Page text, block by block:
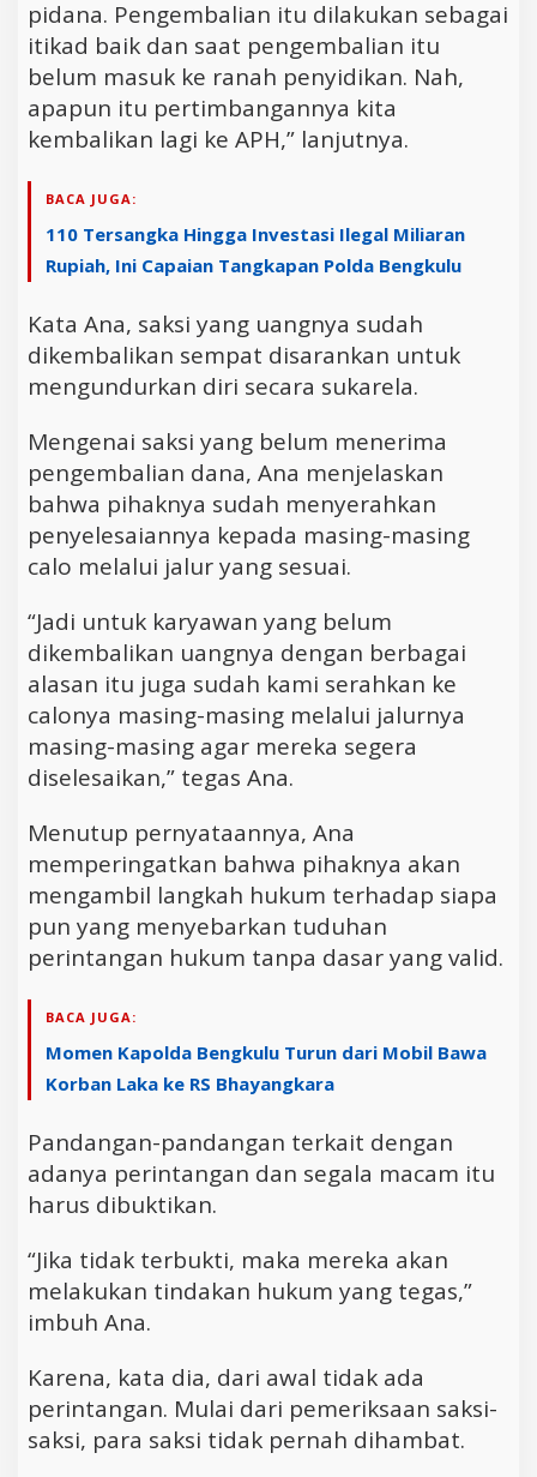
pidana. Pengembalian itu dilakukan sebagai
itikad baik dan saat pengembalian itu
belum masuk ke ranah penyidikan. Nah,
apapun itu pertimbangannya kita
kembalikan lagi ke APH,” lanjutnya.
BACA JUGA:
110 Tersangka Hingga Investasi Ilegal Miliaran
Rupiah, Ini Capaian Tangkapan Polda Bengkulu
Kata Ana, saksi yang uangnya sudah
dikembalikan sempat disarankan untuk
mengundurkan diri secara sukarela.
Mengenai saksi yang belum menerima
pengembalian dana, Ana menjelaskan
bahwa pihaknya sudah menyerahkan
penyelesaiannya kepada masing-masing
calo melalui jalur yang sesuai.
“Jadi untuk karyawan yang belum
dikembalikan uangnya dengan berbagai
alasan itu juga sudah kami serahkan ke
calonya masing-masing melalui jalurnya
masing-masing agar mereka segera
diselesaikan,” tegas Ana.
Menutup pernyataannya, Ana
memperingatkan bahwa pihaknya akan
mengambil langkah hukum terhadap siapa
pun yang menyebarkan tuduhan
perintangan hukum tanpa dasar yang valid.
BACA JUGA:
Momen Kapolda Bengkulu Turun dari Mobil Bawa
Korban Laka ke RS Bhayangkara
Pandangan-pandangan terkait dengan
adanya perintangan dan segala macam itu
harus dibuktikan.
“Jika tidak terbukti, maka mereka akan
melakukan tindakan hukum yang tegas,”
imbuh Ana.
Karena, kata dia, dari awal tidak ada
perintangan. Mulai dari pemeriksaan saksi-
saksi, para saksi tidak pernah dihambat.